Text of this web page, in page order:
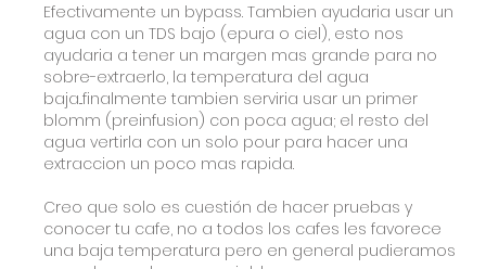
Efectivamente un bypass. Tambien ayudaria usar un
agua con un TDS bajo (epura o ciel), esto nos
ayudaria a tener un margen mas grande para no
sobre-extraerlo, la temperatura del agua
baja...finalmente tambien serviria usar un primer
blomm (preinfusion) con poca agua; el resto del
agua vertirla con un solo pour para hacer una
extraccion un poco mas rapida.
Creo que solo es cuestión de hacer pruebas y
conocer tu cafe, no a todos los cafes les favorece
una baja temperatura pero en general pudieramos